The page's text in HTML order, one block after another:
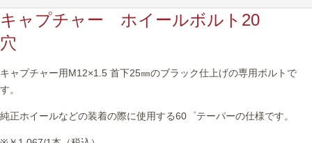
展示車・試乗車
ショールーム
キャプチャー ホイールボルト20
穴
キャプチャー用M12×1.5 首下25㎜のブラック仕上げの専用ボルトで
す。
純正ホイールなどの装着の際に使用する60゜テーパーの仕様です。